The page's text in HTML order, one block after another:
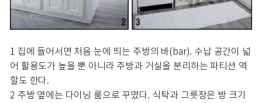
1 집에 들어서면 처음 눈에 띄는 주방의 바(bar). 수납 공간이 넓
어 활용도가 높을 뿐 아니라 주방과 거실을 분리하는 파티션 역
할도 한다.
2 주방 옆에는 다이닝 룸으로 꾸몄다. 식탁과 그릇장은 방 크기